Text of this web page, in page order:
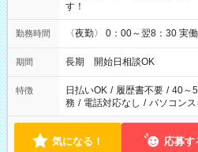
す！
勤務時間 〈夜勤〉 0：00～翌8：30 実
期間 長期 開始日相談OK
特徴 日払いOK / 履歴書不要 / 40～
務 / 電話対応なし / パソコン
気になる！ 応募す